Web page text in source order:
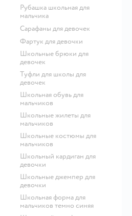
Рубашка школьная для
мальчика
Сарафаны для девочек
Фартук для девочки
Школьные брюки для
девочек
Туфли для школы для
девочек
Школьная обувь для
мальчиков
Школьные жилеты для
мальчиков
Школьные костюмы для
мальчиков
Школьный кардиган для
девочки
Школьные джемпер для
девочки
Школьная форма для
мальчиков темно синяя